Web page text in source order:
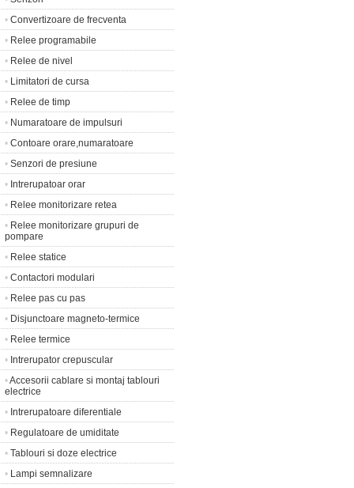
• Convertizoare de frecventa
• Relee programabile
• Relee de nivel
• Limitatori de cursa
• Relee de timp
• Numaratoare de impulsuri
• Contoare orare,numaratoare
• Senzori de presiune
• Intrerupatoar orar
• Relee monitorizare retea
• Relee monitorizare grupuri de
pompare
• Relee statice
• Contactori modulari
• Relee pas cu pas
• Disjunctoare magneto-termice
• Relee termice
• Intrerupator crepuscular
•Accesorii cablare si montaj tablouri
electrice
• Intrerupatoare diferentiale
• Regulatoare de umiditate
• Tablouri si doze electrice
• Lampi semnalizare